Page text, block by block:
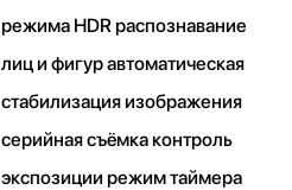
режима HDR распознавание
лиц и фигур автоматическая
стабилизация изображения
серийная съëмка контроль
экспозиции режим таймера